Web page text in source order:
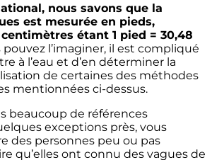
nous savons que la
est mesurée en pieds,
étant 1 pied = 30,48
l’imaginer, il est compliqué
à l’eau et d’en déterminer la
de certaines des méthodes
mentionnées ci-dessus.
beaucoup de références
exceptions près, vous
des personnes peu ou pas
qu’elles ont connu des vagues de